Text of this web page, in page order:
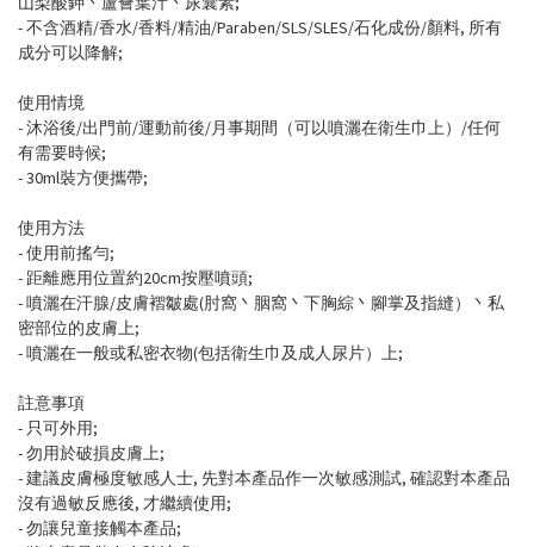
- 不含酒精/香水/香料/精油/Paraben/SLS/SLES/石化成份/顏料, 所有
成分可以降解;
使用情境
- 沐浴後/出門前/運動前後/月事期間（可以噴灑在衛生巾上）/任何
有需要時候;
- 30ml裝方便攜帶;
使用方法
- 使用前搖勻;
- 距離應用位置約20cm按壓噴頭;
- 噴灑在汗腺/皮膚褶皺處(肘窩丶胭窩丶下胸綜丶腳掌及指縫）丶私
密部位的皮膚上;
- 噴灑在一般或私密衣物(包括衛生巾及成人尿片）上;
註意事項
- 只可外用;
- 勿用於破損皮膚上;
- 建議皮膚極度敏感人士, 先對本產品作一次敏感測試, 確認對本產品
沒有過敏反應後, 才繼續使用;
- 勿讓兒童接觸本產品;